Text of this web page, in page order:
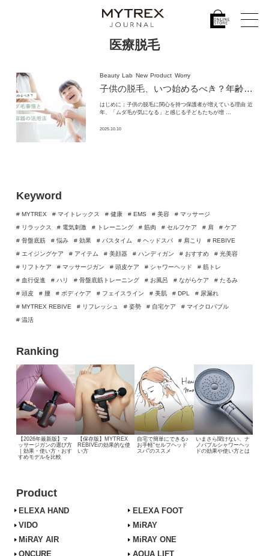
Keyword
# MYTREX # マイトレックス # 健康 # EMS # 美容
# マッサージ
# リラックス
# 電気刺激 # トレーニング # 筋肉 # セルフケア # 肩
# ケア
# 骨盤底筋
# 悩み # 効果 # バスタイム # ヘッドスパ # 肩こり
# REBIVE
# エイジングケア
# アイテム # 美顔器 # ハンディガン # おすすめ
# 光美容
# リフトケア
# マッサージガン # 頭皮ケア # シャワーヘッド
# 筋トレ
# 血行促進
# ハリ # 骨盤底筋トレーニング # お風呂 # ながらケア
# たるみ
# 頭皮
# 腰 # ボディケア # フェイスライン # 美肌 # DPL
# 尿漏れ
# MYTREX REBIVE
# リフレッシュ # 姿勢 # 自宅ケア
# マイクロバブル
# 温活
Ranking
【2026年最新版】マ
ッサージガンの選び方
｜効果・使い方・おす
すめモデルを比較
【保存版】MYTREX
REBIVEの効果的な使
い方
自宅で簡単にできる♪
お手軽“セルフヘッド
スパ”のススメ
いまさら聞けない、ナ
ノバブルシャワーヘッ
ドの効果や使い方とは
Product
ELEXA HAND
ELEXA FOOT
VIDO
MiRAY
MiRAY AIR
MiRAY ONE
ONCURE
AQUA LIFT
医療脱毛
Beauty Lab New Product Worry
子供の脱毛、いつ始めるべき？ 年齢別のムダ毛事情と
はじめに：子供の脱毛に関心を持つ保護者が増えている理由 近
年、「ムダ毛が気になる」と感じる子どもたちが増 …
2025.10.10